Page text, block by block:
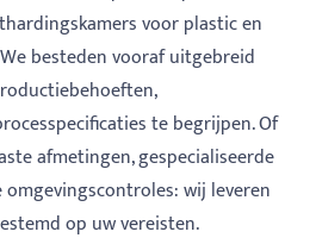
voor plastic en
besteden vooraf uitgebreid
te begrijpen. Of
afmetingen, gespecialiseerde
wij leveren
op uw vereisten.